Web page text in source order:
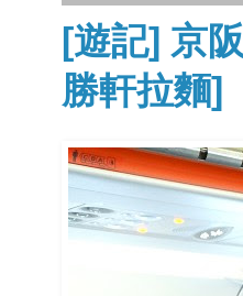
[遊記] 京
勝軒拉麵]